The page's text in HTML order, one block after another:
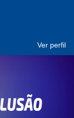
Ver perfil